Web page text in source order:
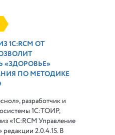
1С:RCM ОТ
«ЗДОРОВЬЕ»
ПО МЕТОДИКЕ
разработчик и
1С:ТОИР,
«1С:RCM Управление
2.0.4.15. В